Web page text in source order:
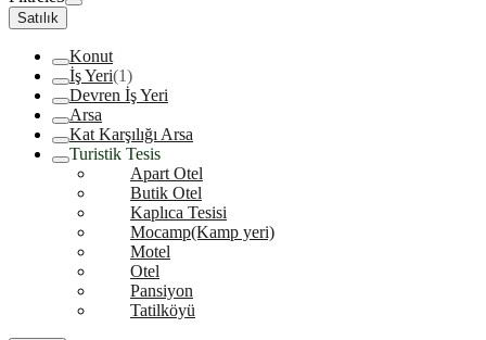
Satılık
Konut
İş Yeri(1)
Devren İş Yeri
Arsa
Kat Karşılığı Arsa
Turistik Tesis
Apart Otel
Butik Otel
Kaplıca Tesisi
Mocamp(Kamp yeri)
Motel
Otel
Pansiyon
Tatilköyü